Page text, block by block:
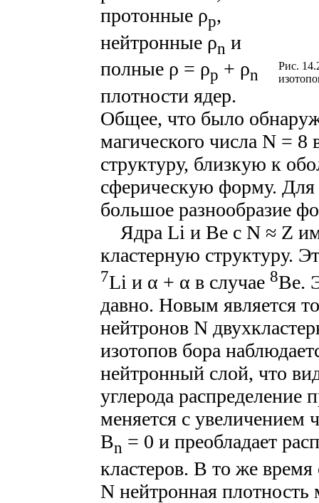
Рис.
протонные ρp,
нейтронные ρn и
полные ρ = ρp + ρn
плотности ядер.
Общее, что было
магического числа N =
структуру, близкую к
сферическую форму. Для
большое разнообразие
Ядра Li и Be с N ≈ Z
кластерную структуру.
7Li и α + α в случае 8Be.
давно. Новым является
нейтронов N
изотопов бора
нейтронный слой, что
углерода распределение
меняется с увеличением
Bn = 0 и преобладает
кластеров. В то же
N нейтронная плотность